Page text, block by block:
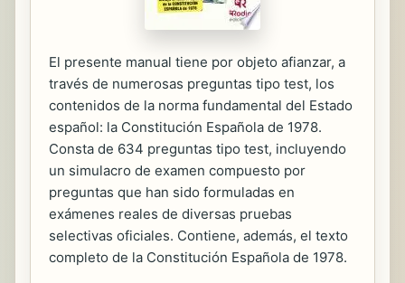
El presente manual tiene por objeto afianzar, a
través de numerosas preguntas tipo test, los
contenidos de la norma fundamental del Estado
español: la Constitución Española de 1978.
Consta de 634 preguntas tipo test, incluyendo
un simulacro de examen compuesto por
preguntas que han sido formuladas en
exámenes reales de diversas pruebas
selectivas oficiales. Contiene, además, el texto
completo de la Constitución Española de 1978.